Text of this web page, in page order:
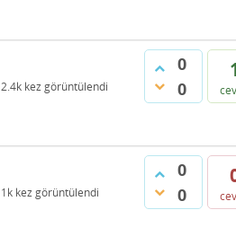
0
0
2.4k kez görüntülendi
0
0
1k kez görüntülendi